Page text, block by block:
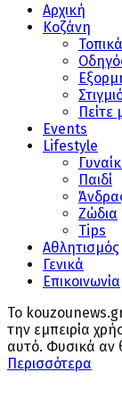
Αρχική
Κοζάνη
Πείτε
Events
Lifestyle
Παιδί
Ζώδια
Tips
Αθλητισμός
Γενικά
Επικοινωνία
Το kouzounews.gr
την εμπειρία
αυτό. Φυσικά αν
Περισσότερα